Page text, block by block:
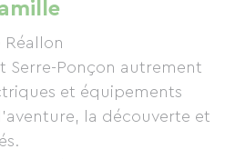
Réallon
Serre-Ponçon autrement
et équipements
la découverte et